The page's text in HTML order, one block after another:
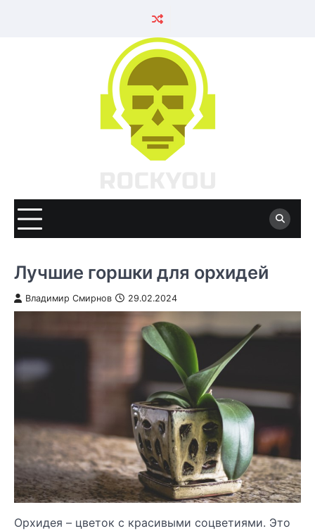
Лучшие горшки для орхидей
Владимир Смирнов 29.02.2024
Орхидея – цветок с красивыми соцветиями. Это